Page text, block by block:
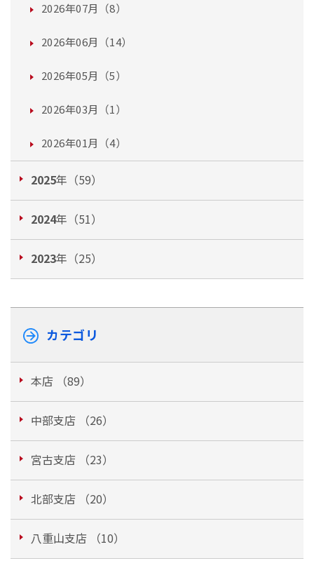
2026年07月（8）
2026年06月（14）
2026年05月（5）
2026年03月（1）
2026年01月（4）
2025年（59）
2024年（51）
2023年（25）
カテゴリ
本店 （89）
中部支店 （26）
宮古支店 （23）
北部支店 （20）
八重山支店 （10）